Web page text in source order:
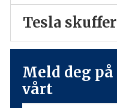
Tesla skuffer
Meld deg
vårt